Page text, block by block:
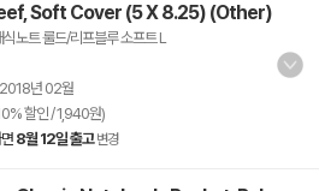
Soft Cover (5 X 8.25) (Other)
노트 룰드/리프블루 소프트 L
2018년 02월
할인 / 1,940원)
8월 12일 출고 변경